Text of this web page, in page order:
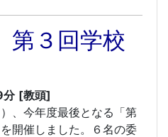
３回学校
分 [教頭]
、今年度最後となる「第
開催しました。６名の委